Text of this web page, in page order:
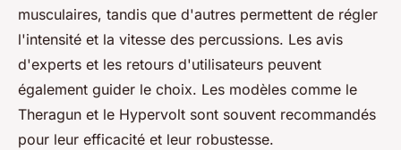
musculaires, tandis que d'autres permettent de régler
l'intensité et la vitesse des percussions. Les avis
d'experts et les retours d'utilisateurs peuvent
également guider le choix. Les modèles comme le
Theragun et le Hypervolt sont souvent recommandés
pour leur efficacité et leur robustesse.